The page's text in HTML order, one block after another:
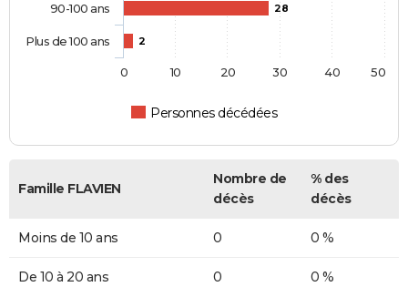
28
2
Personnes décédées
90-100 ans
Plus de 100 ans
0 10 20 30 40 50
Famille FLAVIEN
Nombre de
décès
% des
décès
Moins de 10 ans 0 0 %
De 10 à 20 ans 0 0 %